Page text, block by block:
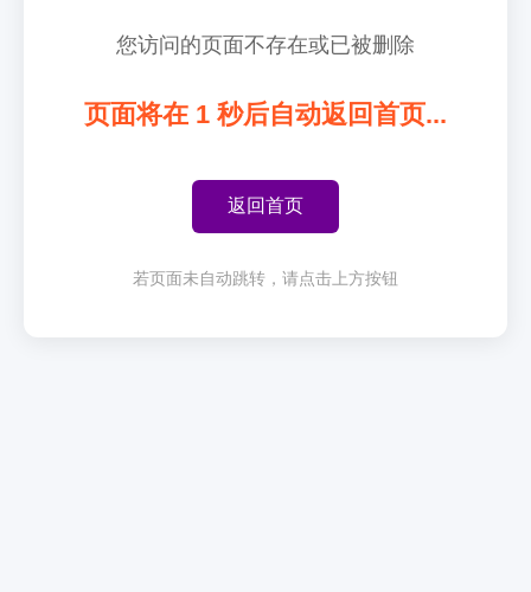
您访问的页面不存在或已被删除
页面将在 1 秒后自动返回首页...
返回首页
若页面未自动跳转，请点击上方按钮